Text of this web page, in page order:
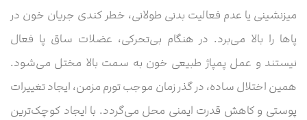
میزنشینی یا عدم فعالیت بدنی طولانی، خطر کندی جریان خون در
پاها را بالا می‌برد. در هنگام بی‌تحرکی، عضلات ساق پا فعال
نیستند و عمل پمپاژ طبیعی خون به سمت بالا مختل می‌شود.
همین اختلال ساده، در گذر زمان موجب تورم مزمن، ایجاد تغییرات
پوستی و کاهش قدرت ایمنی محل می‌گردد. با ایجاد کوچک‌ترین